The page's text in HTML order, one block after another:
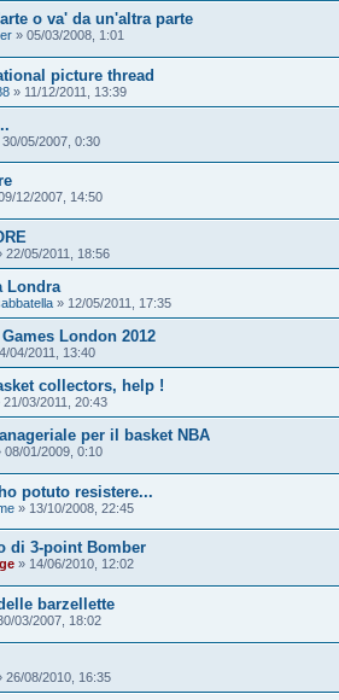
o va' da un'altra parte
» 05/03/2008, 1:01
picture thread
» 11/12/2011, 13:39
30/05/2007, 0:30
12/2007, 14:50
22/05/2011, 18:56
Londra
» 12/05/2011, 17:35
London 2012
04/2011, 13:40
collectors, help !
21/03/2011, 20:43
per il basket NBA
08/01/2009, 0:10
potuto resistere...
» 13/10/2008, 22:45
di 3-point Bomber
» 14/06/2010, 12:02
barzellette
03/2007, 18:02
26/08/2010, 16:35